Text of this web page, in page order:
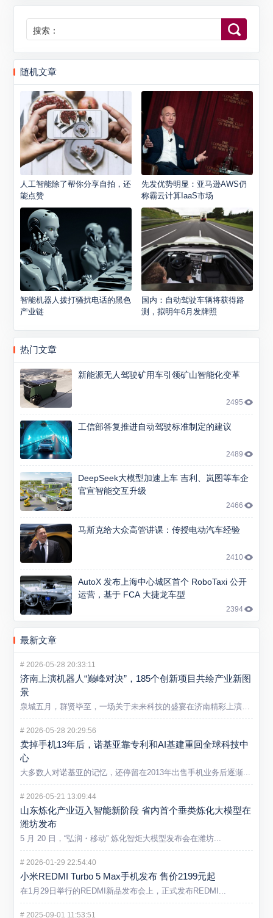
搜索：
随机文章
人工智能除了帮你分享自拍，还
能点赞
先发优势明显：亚马逊AWS仍
称霸云计算IaaS市场
智能机器人拨打骚扰电话的黑色
产业链
国内：自动驾驶车辆将获得路
测，拟明年6月发牌照
热门文章
新能源无人驾驶矿用车引领矿山智能化变革
2495
工信部答复推进自动驾驶标准制定的建议
2489
DeepSeek大模型加速上车 吉利、岚图等车企
官宣智能交互升级
2466
马斯克给大众高管讲课：传授电动汽车经验
2410
AutoX 发布上海中心城区首个 RoboTaxi 公开
运营，基于 FCA 大捷龙车型
2394
最新文章
# 2026-05-28 20:33:11
济南上演机器人“巅峰对决”，185个创新项目共绘产业新图
景
# 2026-05-28 20:29:56
卖掉手机13年后，诺基亚靠专利和AI基建重回全球科技中
心
大多数人对诺基亚的记忆，还停留在2013年出售手机业务后逐渐...
# 2026-05-21 13:09:44
山东炼化产业迈入智能新阶段 省内首个垂类炼化大模型在
潍坊发布
5 月 20 日，“弘润・移动” 炼化智炬大模型发布会在潍坊...
# 2026-01-29 22:54:40
小米REDMI Turbo 5 Max手机发布 售价2199元起
在1月29日举行的REDMI新品发布会上，正式发布REDMI...
# 2025-09-01 11:53:51